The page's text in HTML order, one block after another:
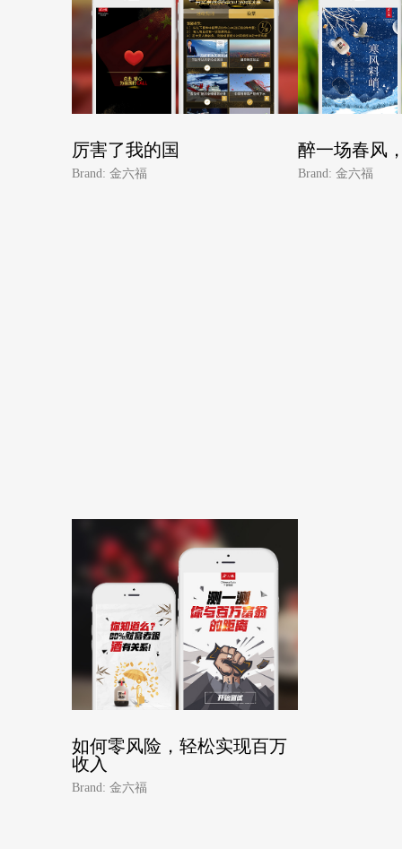
厉害了我的国
Brand: 金六福
醉一场春风
Brand: 金六福
如何零风险，轻松实现百万
收入
Brand: 金六福